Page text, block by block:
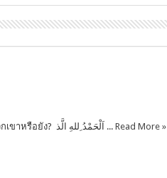
พวกเขารู้จักร่อซู้ลของพวกเขาหรือยัง? اَلْحَمْدُ ِللهِ الَّذ ... Read More »